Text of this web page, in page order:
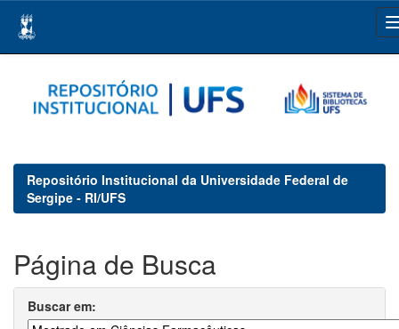
navigation
Repositório Institucional da Universidade Federal de
Sergipe - RI/UFS
Página de Busca
Buscar em: